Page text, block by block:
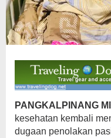
PANGKALPINANG
kesehatan kembali
dugaan penolakan